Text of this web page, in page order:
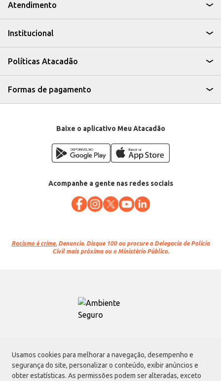
Usamos cookies para melhorar a navegação, desempenho e
segurança do site, personalizar o conteúdo, exibir anúncios e
obter estatísticas. As permissões podem ser alteradas, exceto
Atendimento
Institucional
Políticas Atacadão
Formas de pagamento
Baixe o aplicativo Meu Atacadão
Acompanhe a gente nas redes sociais
Racismo é crime. Denuncie. Disque 100 ou procure a Delegacia de Polícia
Civil mais próxima ou o Ministério Público.
Atacadão S.A.
Avenida Morvan Dias de Figueiredo, 6169, Vila Maria, São Paulo - SP | CEP
02170-901 | CNPJ: 75.315.333/0001-09